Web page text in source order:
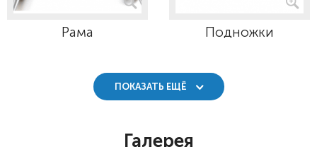
Рама Подножки
ПОКАЗАТЬ ЕЩЁ
Галерея